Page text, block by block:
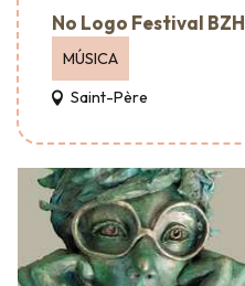
No Logo Festival BZH
MÚSICA
Saint-Père